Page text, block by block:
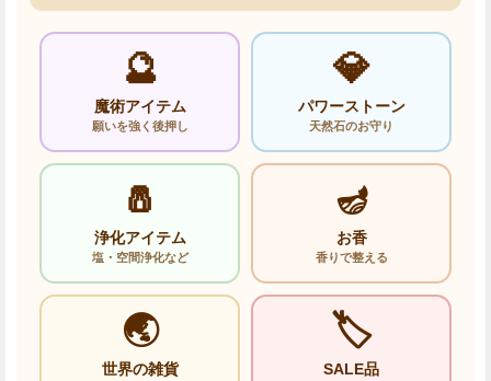
🔮
魔術アイテム
願いを強く後押し
💎
パワーストーン
天然石のお守り
🧂
浄化アイテム
塩・空間浄化など
🪔
お香
香りで整える
🌏
世界の雑貨
🏷️
SALE品